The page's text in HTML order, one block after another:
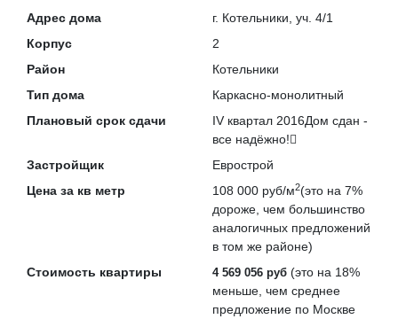
Адрес дома
г. Котельники, уч. 4/1
Корпус
2
Район
Котельники
Тип дома
Каркасно-монолитный
Плановый срок сдачи
IV квартал 2016Дом сдан -
все надёжно!
Застройщик
Еврострой
Цена за кв метр
108 000 руб/м2(это на 7%
дороже , чем большинство
аналогичных предложений
в том же районе)
Стоимость квартиры
4 569 056 руб (это на 18%
меньше , чем среднее
предложение по Москве